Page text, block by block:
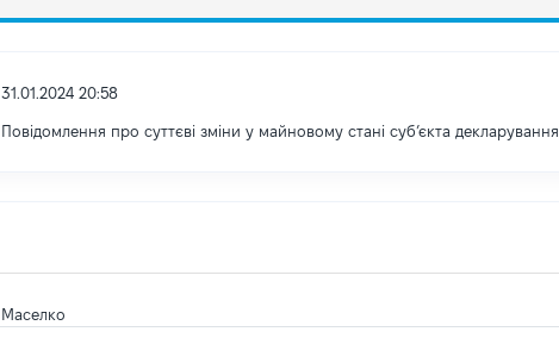
31.01.2024 20:58
Повідомлення про суттєві зміни у майновому стані субʼєкта декларування
Маселко